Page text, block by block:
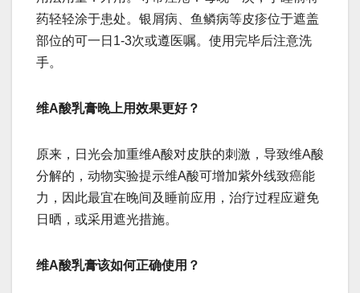
药轻轻涂于患处。银屑病、鱼鳞病等皮疹位于遮盖
部位的可一日1-3次或遵医嘱。使用完毕后注意洗
手。
维A酸乳膏晚上用效果更好？
原来，日光会加重维A酸对皮肤的刺激，导致维A酸
分解的，动物实验提示维A酸可增加紫外线致癌能
力，因此最宜在晚间及睡前应用，治疗过程应避免
日晒，或采用遮光措施。
维A酸乳膏该如何正确使用？